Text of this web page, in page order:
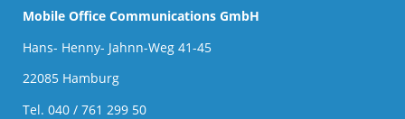
Mobile Office Communications GmbH
Hans- Henny- Jahnn-Weg 41-45
22085 Hamburg
Tel. 040 / 761 299 50